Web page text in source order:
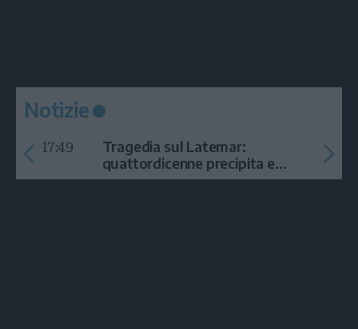
Notizie
17:49
Tragedia sul Latemar:
quattordicenne precipita e
muore